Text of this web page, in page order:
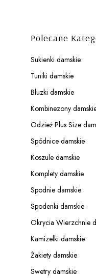
Polecane
Sukienki damskie
Tuniki damskie
Bluzki damskie
Kombinezony
Odzież Plus Size
Spódnice damskie
Koszule damskie
Komplety damskie
Spodnie damskie
Spodenki damskie
Okrycia Wierzchnie
Kamizelki damskie
Żakiety damskie
Swetry damskie